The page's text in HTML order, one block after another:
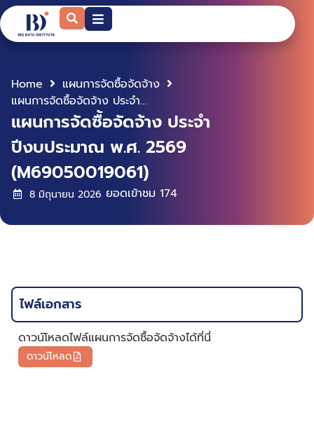
Home
แผนการจัดซื้อจัดจ้าง
แผนการจัดซื้อจัดจ้าง ประจำปีงบประมาณ พ.ศ. 2569 (M69050019061)
แผนการจัดซื้อจัดจ้าง ประจำ
ปีงบประมาณ พ.ศ. 2569
(M69050019061)
8 มิถุนายน 2026 ยอดเข้าชม 174
ไฟล์เอกสาร
ดาวน์โหลดไฟล์แผนการจัดซื้อจัดจ้างได้ที่นี่
ดาวน์โหลด